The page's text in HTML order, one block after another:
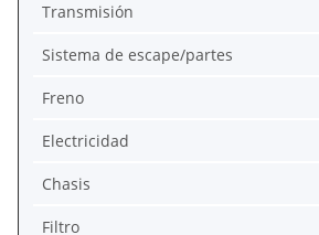
Transmisión
Sistema de escape/partes
Freno
Electricidad
Chasis
Filtro